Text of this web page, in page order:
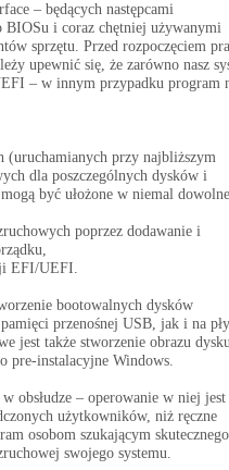
– będących następcami
BIOSu i coraz chętniej używanymi
sprzętu. Przed rozpoczęciem
upewnić się, że zarówno nasz
– w innym przypadku program
(uruchamianych przy najbliższym
dla poszczególnych dysków i
być ułożone w niemal
poprzez dodawanie i
EFI/UEFI.
bootowalnych dysków
przenośnej USB, jak i na
jest także stworzenie obrazu
pre-instalacyjne Windows.
obsłudze – operowanie w niej jest
użytkowników, niż ręczne
osobom szukającym skutecznego
swojego systemu.